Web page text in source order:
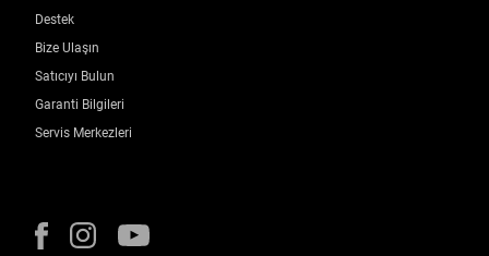
Destek
Bize Ulaşın
Satıcıyı Bulun
Garanti Bilgileri
Servis Merkezleri